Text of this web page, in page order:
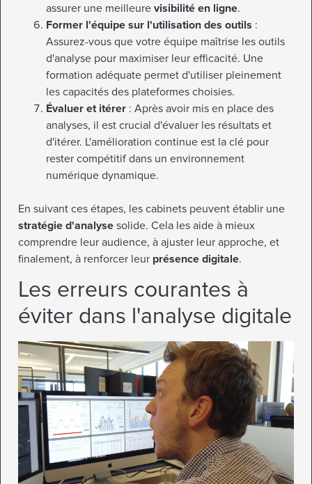
assurer une meilleure visibilité en ligne.
Former l'équipe sur l'utilisation des outils :
Assurez-vous que votre équipe maîtrise les outils
d'analyse pour maximiser leur efficacité. Une
formation adéquate permet d'utiliser pleinement
les capacités des plateformes choisies.
Évaluer et itérer : Après avoir mis en place des
analyses, il est crucial d'évaluer les résultats et
d'itérer. L'amélioration continue est la clé pour
rester compétitif dans un environnement
numérique dynamique.
En suivant ces étapes, les cabinets peuvent établir une
stratégie d'analyse solide. Cela les aide à mieux
comprendre leur audience, à ajuster leur approche, et
finalement, à renforcer leur présence digitale.
Les erreurs courantes à
éviter dans l'analyse digitale